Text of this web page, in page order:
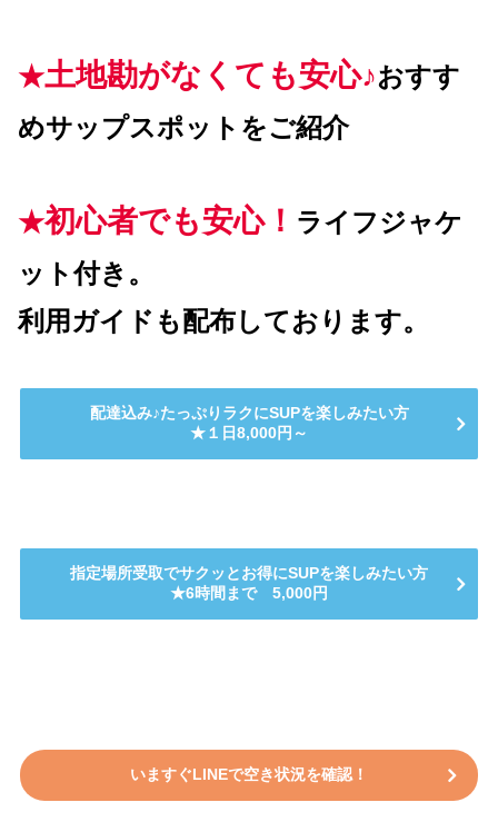
★土地勘がなくても安心♪おすす
めサップスポット をご紹介
★初心者でも安心！ ライフジャケ
ット付き。
利用ガイドも配布しております。
配達込み♪たっぷりラクにSUPを楽しみたい方
★１日8,000円～
指定場所受取でサクッとお得にSUPを楽しみたい方
★6時間まで 5,000円
いますぐLINEで空き状況を確認！